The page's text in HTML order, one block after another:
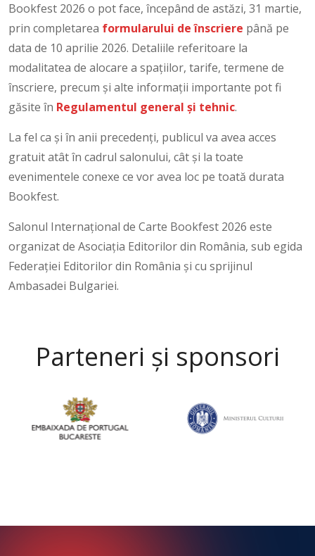
Bookfest 2026 o pot face, începând de astăzi, 31 martie,
prin completarea formularului de înscriere până pe
data de 10 aprilie 2026. Detaliile referitoare la
modalitatea de alocare a spațiilor, tarife, termene de
înscriere, precum și alte informații importante pot fi
găsite în Regulamentul general și tehnic.
La fel ca și în anii precedenți, publicul va avea acces
gratuit atât în cadrul salonului, cât și la toate
evenimentele conexe ce vor avea loc pe toată durata
Bookfest.
Salonul Internațional de Carte Bookfest 2026 este
organizat de Asociaţia Editorilor din România, sub egida
Federației Editorilor din România și cu sprijinul
Ambasadei Bulgariei.
Parteneri și sponsori